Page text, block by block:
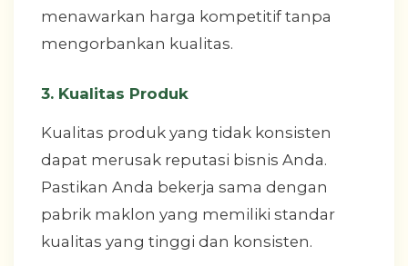
menawarkan harga kompetitif tanpa
mengorbankan kualitas.
3. Kualitas Produk
Kualitas produk yang tidak konsisten
dapat merusak reputasi bisnis Anda.
Pastikan Anda bekerja sama dengan
pabrik maklon yang memiliki standar
kualitas yang tinggi dan konsisten.